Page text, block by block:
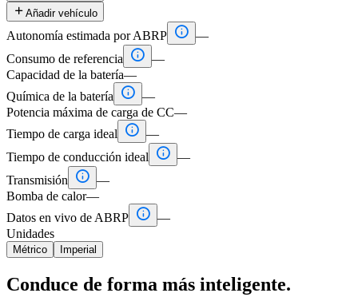
 Añadir vehículo
Autonomía estimada por ABRP  —
Consumo de referencia
 —
Capacidad de la batería—
Química de la batería
 —
Potencia máxima de carga de CC—
Tiempo de carga ideal
 —
Tiempo de conducción ideal
 —
Transmisión
 —
Bomba de calor—
Datos en vivo de ABRP  —
Unidades
Métrico Imperial
Conduce de forma más inteligente.